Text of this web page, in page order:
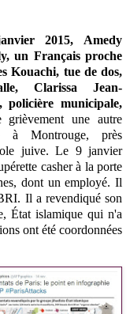
2015, Amedy
un Français proche
Kouachi, tue de dos,
Clarissa Jean-
policière municipale,
grièvement une autre
à Montrouge, près
juive. Le 9 janvier
casher à la porte
dont un employé. Il
Il a revendiqué son
État islamique qui n'a
ont été coordonnées